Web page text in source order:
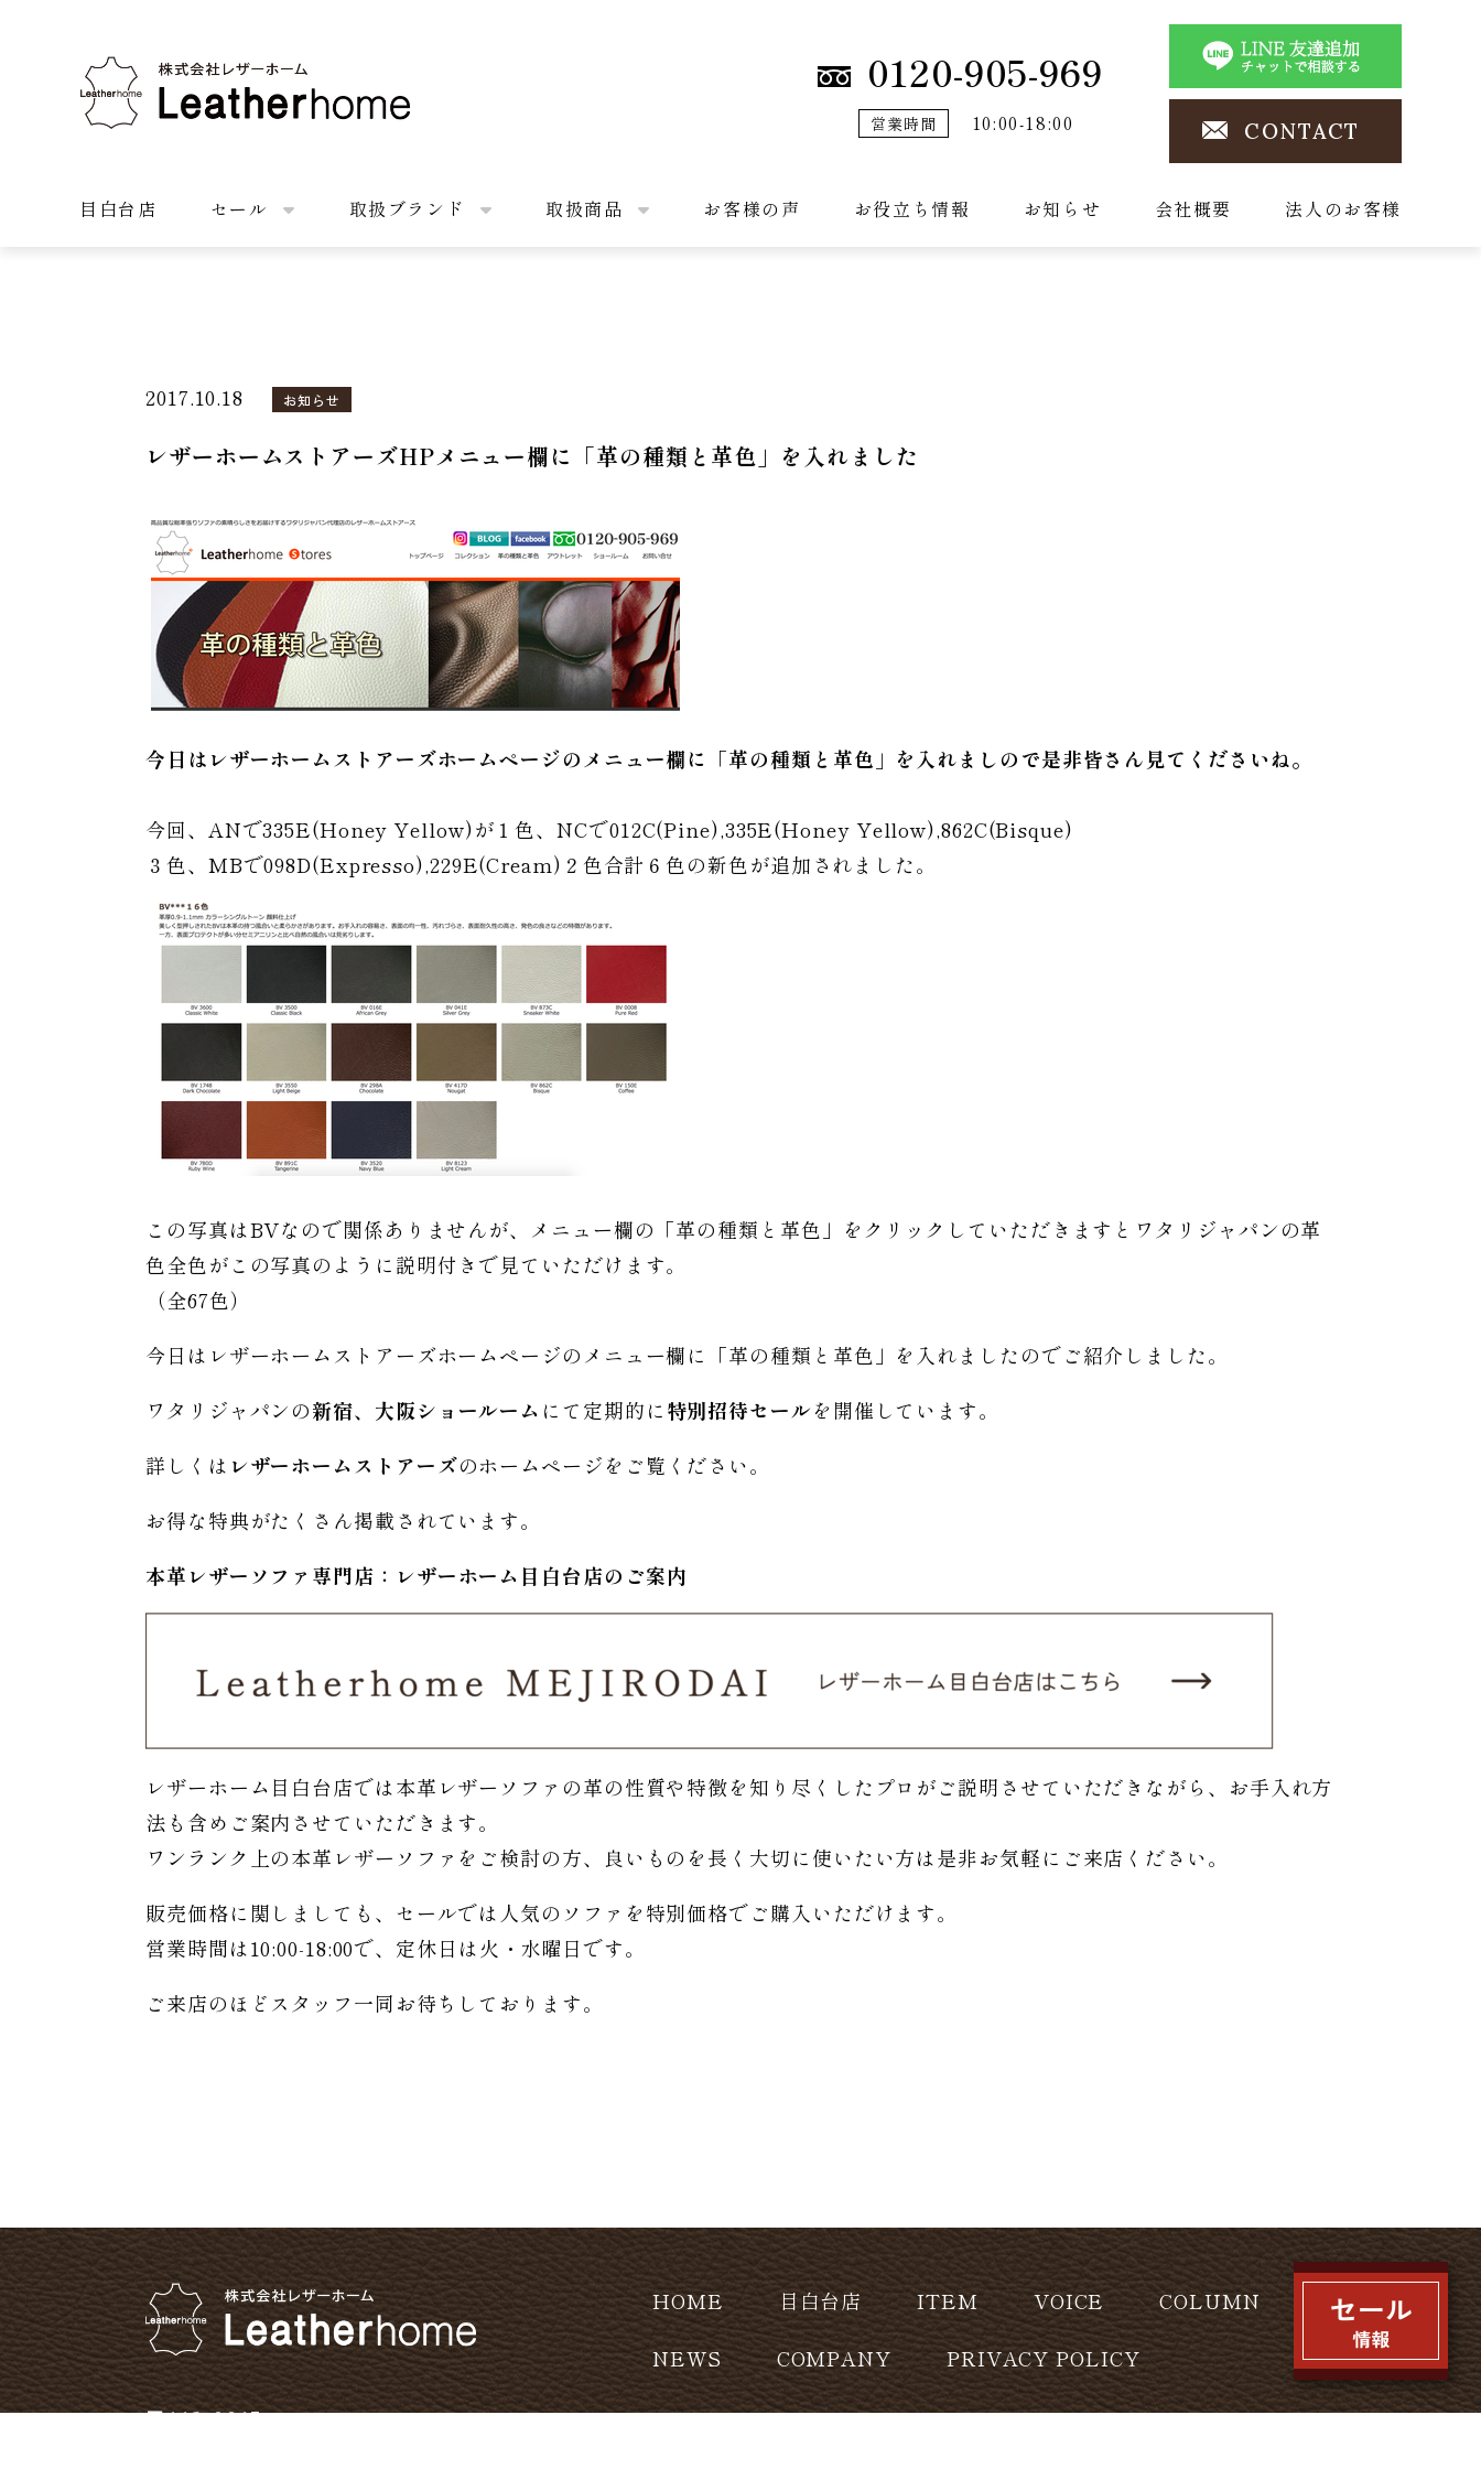
株式会社レザーホーム 0120-905-969
営業時間 10:00-18:00 CONTACT
目白台店 セール 取扱ブランド 取扱商品 お客様の声 お役立ち情報 お知らせ 会社概要 法人のお客様
2017.10.18 お知らせ
レザーホームストアーズHPメニュー欄に「革の種類と革色」を入れました
今日はレザーホームストアーズホームページのメニュー欄に「革の種類と革色」を入れましので是非皆さん見てくださいね。
今回、ANで335E(Honey Yellow)が１色、NCで012C(Pine),335E(Honey Yellow),862C(Bisque)
３色、MBで098D(Expresso),229E(Cream)２色合計６色の新色が追加されました。
この写真はBVなので関係ありませんが、メニュー欄の「革の種類と革色」をクリックしていただきますとワタリジャパンの革
色全色がこの写真のように説明付きで見ていただけます。
（全67色）
今日はレザーホームストアーズホームページのメニュー欄に「革の種類と革色」を入れましたのでご紹介しました。
ワタリジャパンの新宿、大阪ショールーム にて定期的に特別招待セールを開催しています。
詳しくは レザーホームストアーズのホームページをご覧ください。
お得な特典がたくさん掲載されています。
本革レザーソファ専門店：レザーホーム 目白台店のご案内
レザーホーム目白台店では本革レザーソファの革の性質や特徴を知り尽くしたプロがご説明させていただきながら、お手入れ方
法も含めご案内させていただきます。
ワンランク上の本革レザーソファをご検討の方、良いものを長く大切に使いたい方は是非お気軽にご来店ください。
販売価格に関しましても、セールでは人気のソファを特別価格でご購入いただけます。
営業時間は10:00-18:00で、定休日は火・水曜日です。
ご来店のほどスタッフ一同お待ちしております。
〒112-0015
HOME 目白台店 ITEM VOICE
COLUMN
NEWS
COMPANY PRIVACY POLICY